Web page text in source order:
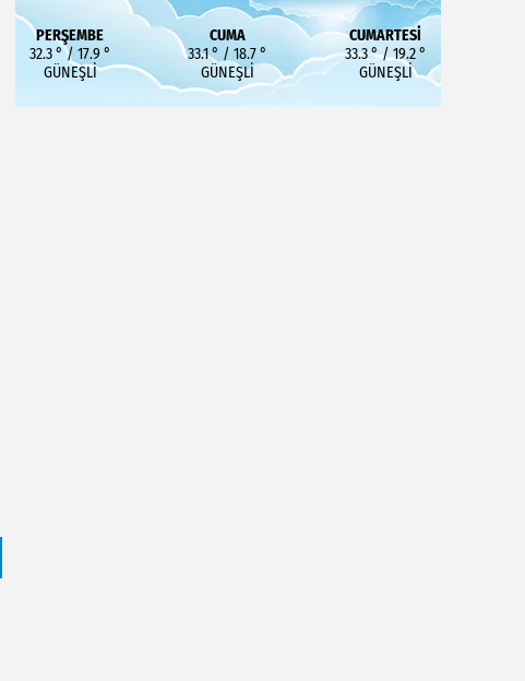
PERŞEMBE
32.3 ° / 17.9 °
GÜNEŞLI
CUMA
33.1 ° / 18.7 °
GÜNEŞLI
CUMARTESI
33.3 ° / 19.2 °
GÜNEŞLI